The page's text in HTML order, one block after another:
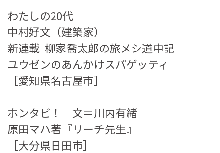
わたしの20代
中村好文（建築家）
新連載 柳家喬太郎の旅メシ道中記
ユウゼンのあんかけスパゲッティ
［愛知県名古屋市］
ホンタビ！ 文＝川内有緒
原田マハ著『リーチ先生』
［大分県日田市］